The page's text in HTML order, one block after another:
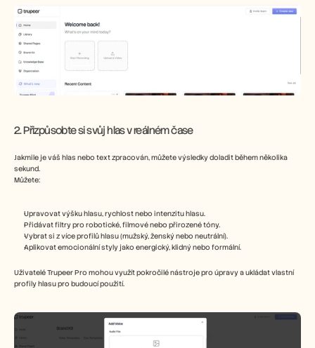
2. Přizpůsobte si svůj hlas v reálném čase
Jakmile je váš hlas nebo text zpracován, můžete výsledky doladit během několika
sekund.
Můžete:
Upravovat výšku hlasu, rychlost nebo intenzitu hlasu.
Přidávat filtry pro robotické, filmové nebo přirozené tóny.
Vybrat si z více profilů hlasu (mužský, ženský nebo neutrální).
Aplikovat emocionální styly jako energický, klidný nebo formální.
Uživatelé Trupeer Pro mohou využít pokročilé nástroje pro úpravy a ukládat vlastní
profily hlasu pro budoucí použití.